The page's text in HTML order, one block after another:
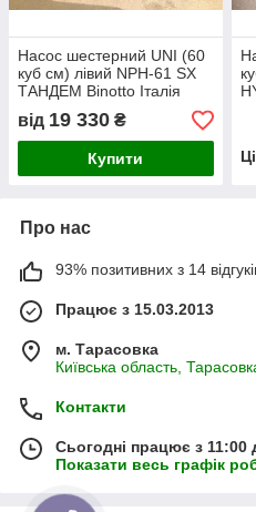
Насос шестерний UNI (60
куб см) лівий NPH-61 SX
ТАНДЕМ Binotto Італія
від 19 330 ₴
Купити
Про нас
93% позитивних з 14
Працює з 15.03.2013
м. Тарасовка
Київська область,
Контакти
Сьогодні працює з 11:00
Показати весь графік